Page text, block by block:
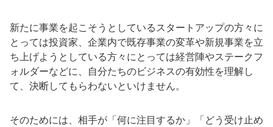
新たに事業を起こそうとしているスタートアップの方々に
とっては投資家、企業内で既存事業の変革や新規事業を立
ち上げようとしている方々にとっては経営陣やステークフ
ォルダーなどに、自分たちのビジネスの有効性を理解し
て、決断してもらわないといけません。
そのためには、相手が「何に注目するか」「どう受け止め